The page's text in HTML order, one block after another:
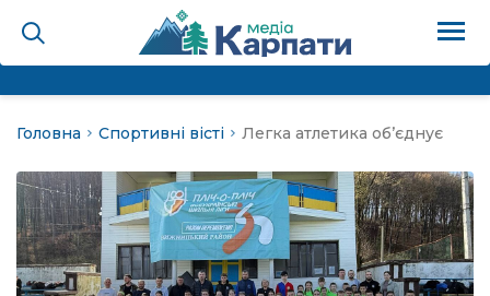
голос гірського
Головна Спортивні вісті Легка атлетика об’єднує